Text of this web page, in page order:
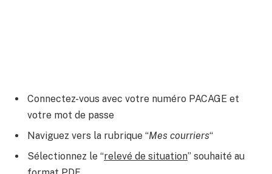
Connectez-vous avec votre numéro PACAGE et
votre mot de passe
Naviguez vers la rubrique “Mes courriers“
Sélectionnez le “relevé de situation” souhaité au